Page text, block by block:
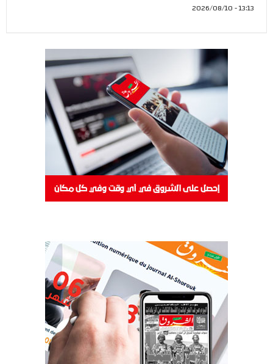
13:13 - 2026/08/10